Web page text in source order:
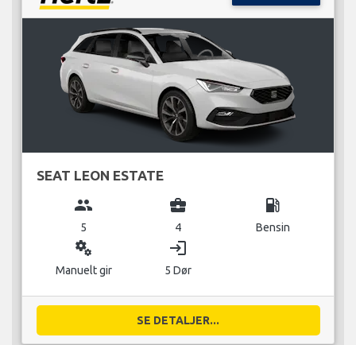
SEAT LEON ESTATE
group
5
business_center
4
local_gas_station
Bensin
miscellaneous_services
Manuelt gir
login
5 Dør
SE DETALJER...